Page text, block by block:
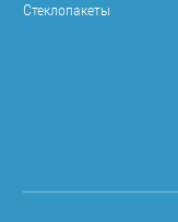
Стеклопакеты